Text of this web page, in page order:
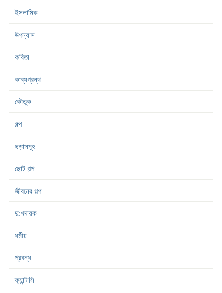
ইসলামিক
উপন্যাস
কবিতা
কাব্যগ্রন্থ
কৌতুক
গল্প
ছড়াসমূহ
ছোট গল্প
জীবনের গল্প
দু:খদায়ক
ধর্মীয়
প্রবন্ধ
ফ্যান্টাসি